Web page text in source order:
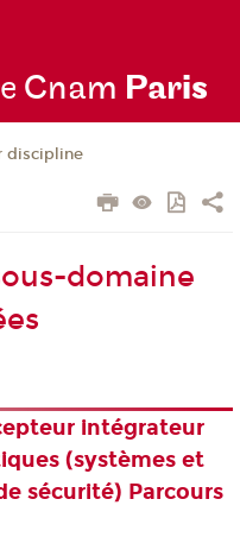
Cnam Paris
discipline
domaine
intégrateur
(systèmes et
sécurité) Parcours